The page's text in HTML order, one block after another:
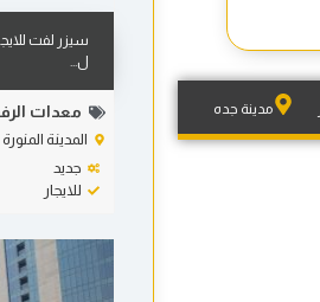
مدينة جده
سيزر لفت
ل...
معدات
المدينة المنورة
جديد
للايجار